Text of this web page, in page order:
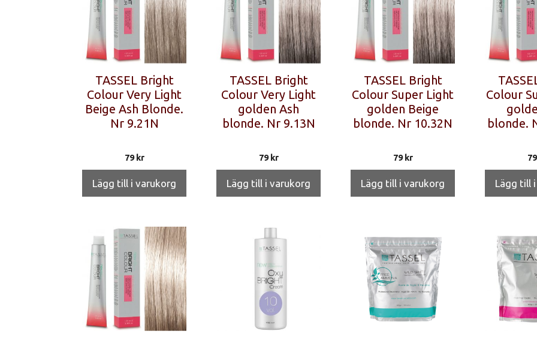
TASSEL Bright
Colour Very Light
Beige Ash Blonde.
Nr 9.21N
79kr
Lägg till i varukorg
TASSEL Bright
Colour Very Light
golden Ash
blonde. Nr 9.13N
79kr
Lägg till i varukorg
TASSEL Bright
Colour Super Light
golden Beige
blonde. Nr 10.32N
79kr
Lägg till i varukorg
Colour
blonde.
79
Lägg till